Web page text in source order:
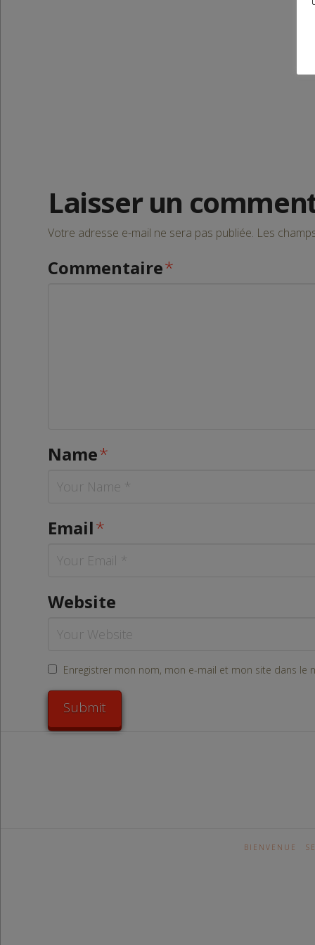
Laisser un
Votre adresse e-mail ne sera pas publiée. Les
Commentaire*
Name*
Email*
Website
Enregistrer mon nom, mon e-mail et mon site dans le
BIENVENUE